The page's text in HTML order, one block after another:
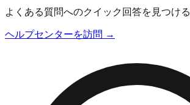
よくある質問へのクイック回答を見つける
ヘルプセンターを訪問 →